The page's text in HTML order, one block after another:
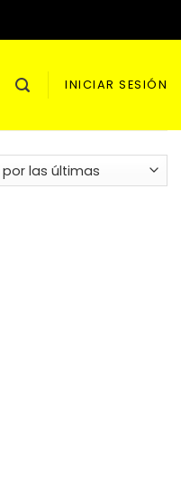
INICIAR SESIÓN